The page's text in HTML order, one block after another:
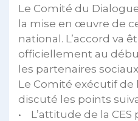
Le Comité du
la mise en œuvre de
national. L’accord va
officiellement au
les partenaires
Le Comité exécutif de
discuté les points
• L’attitude de la CES